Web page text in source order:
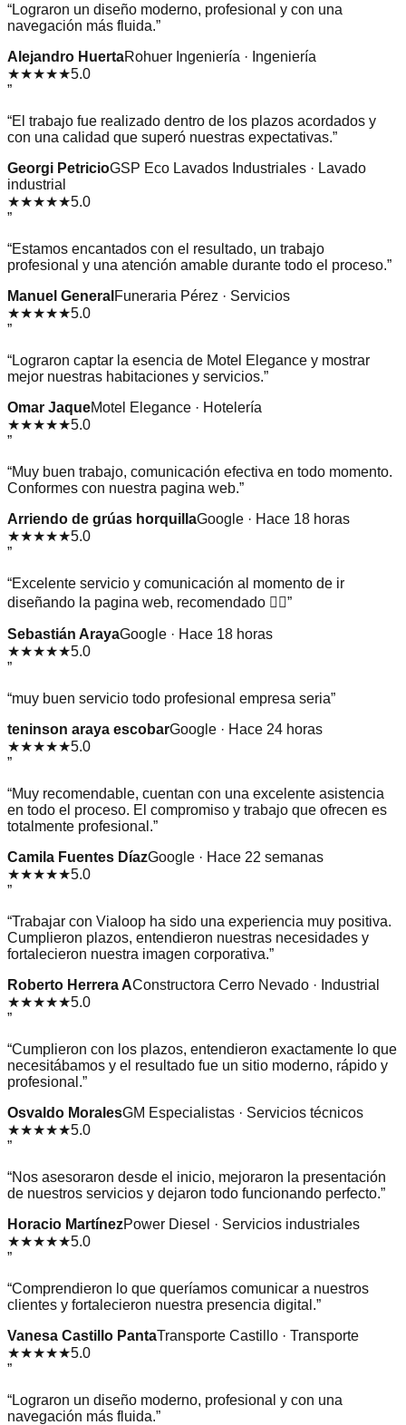
“Lograron un diseño moderno, profesional y con una
navegación más fluida.”
Alejandro HuertaRohuer Ingeniería · Ingeniería
★★★★★5.0
”
“El trabajo fue realizado dentro de los plazos acordados y
con una calidad que superó nuestras expectativas.”
Georgi PetricioGSP Eco Lavados Industriales · Lavado
industrial
★★★★★5.0
”
“Estamos encantados con el resultado, un trabajo
profesional y una atención amable durante todo el proceso.”
Manuel General Funeraria Pérez · Servicios
★★★★★5.0
”
“Lograron captar la esencia de Motel Elegance y mostrar
mejor nuestras habitaciones y servicios.”
Omar JaqueMotel Elegance · Hotelería
★★★★★5.0
”
“Muy buen trabajo, comunicación efectiva en todo momento.
Conformes con nuestra pagina web.”
Arriendo de grúas horquillaGoogle · Hace 18 horas
★★★★★5.0
”
“Excelente servicio y comunicación al momento de ir
diseñando la pagina web, recomendado 👌🏻”
Sebastián ArayaGoogle · Hace 18 horas
★★★★★5.0
”
“muy buen servicio todo profesional empresa seria”
teninson araya escobarGoogle · Hace 24 horas
★★★★★5.0
”
“Muy recomendable, cuentan con una excelente asistencia
en todo el proceso. El compromiso y trabajo que ofrecen es
totalmente profesional.”
Camila Fuentes DíazGoogle · Hace 22 semanas
★★★★★5.0
”
“Trabajar con Vialoop ha sido una experiencia muy positiva.
Cumplieron plazos, entendieron nuestras necesidades y
fortalecieron nuestra imagen corporativa.”
Roberto Herrera AConstructora Cerro Nevado · Industrial
★★★★★5.0
”
“Cumplieron con los plazos, entendieron exactamente lo que
necesitábamos y el resultado fue un sitio moderno, rápido y
profesional.”
Osvaldo MoralesGM Especialistas · Servicios técnicos
★★★★★5.0
”
“Nos asesoraron desde el inicio, mejoraron la presentación
de nuestros servicios y dejaron todo funcionando perfecto.”
Horacio MartínezPower Diesel · Servicios industriales
★★★★★5.0
”
“Comprendieron lo que queríamos comunicar a nuestros
clientes y fortalecieron nuestra presencia digital.”
Vanesa Castillo PantaTransporte Castillo · Transporte
★★★★★5.0
”
“Lograron un diseño moderno, profesional y con una
navegación más fluida.”